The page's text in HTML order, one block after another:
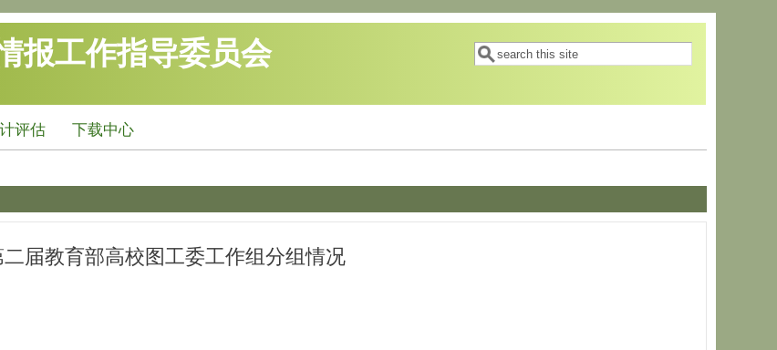
报工作指导委员会 搜索表单
搜索
评估 下载中心
二届教育部高校图工委工作组分组情况